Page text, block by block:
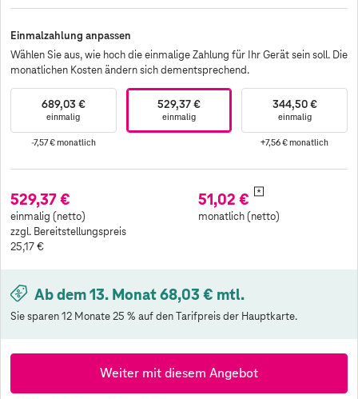
Einmalzahlung anpassen
Wählen Sie aus, wie hoch die einmalige Zahlung für Ihr Gerät sein soll. Die
monatlichen Kosten ändern sich dementsprechend.
689,03 €
einmalig
-7,57 €monatlich
529,37 €
einmalig
344,50 €
einmalig
+7,56 €monatlich
529,37 €
einmalig (netto)
zzgl. Bereitstellungspreis
25,17 €
51,02 € *
monatlich (netto)
Ab dem 13. Monat 68,03 € mtl.
Sie sparen 12 Monate 25 % auf den Tarifpreis der Hauptkarte.
Weiter mit diesem Angebot